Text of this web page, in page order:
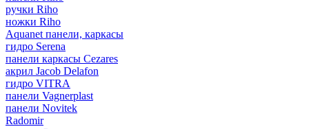
ручки Riho
ножки Riho
Aquanet панели, каркасы
гидро Serena
панели каркасы Cezares
акрил Jacob Delafon
гидро VITRA
панели Vagnerplast
панели Novitek
Radomir